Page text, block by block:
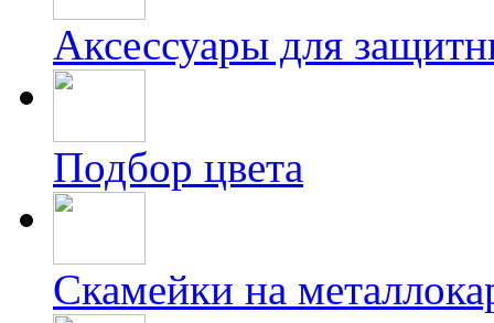
Аксессуары для
Подбор цвета
Скамейки на